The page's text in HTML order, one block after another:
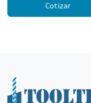
Cotizar